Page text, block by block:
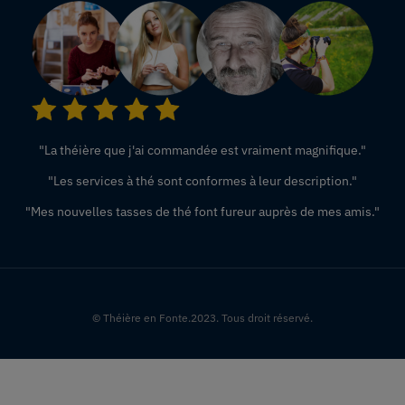
"La théière que j'ai commandée est vraiment magnifique."
"Les services à thé sont conformes à leur description."
"Mes nouvelles tasses de thé font fureur auprès de mes amis."
© Théière en Fonte.2023. Tous droit réservé.